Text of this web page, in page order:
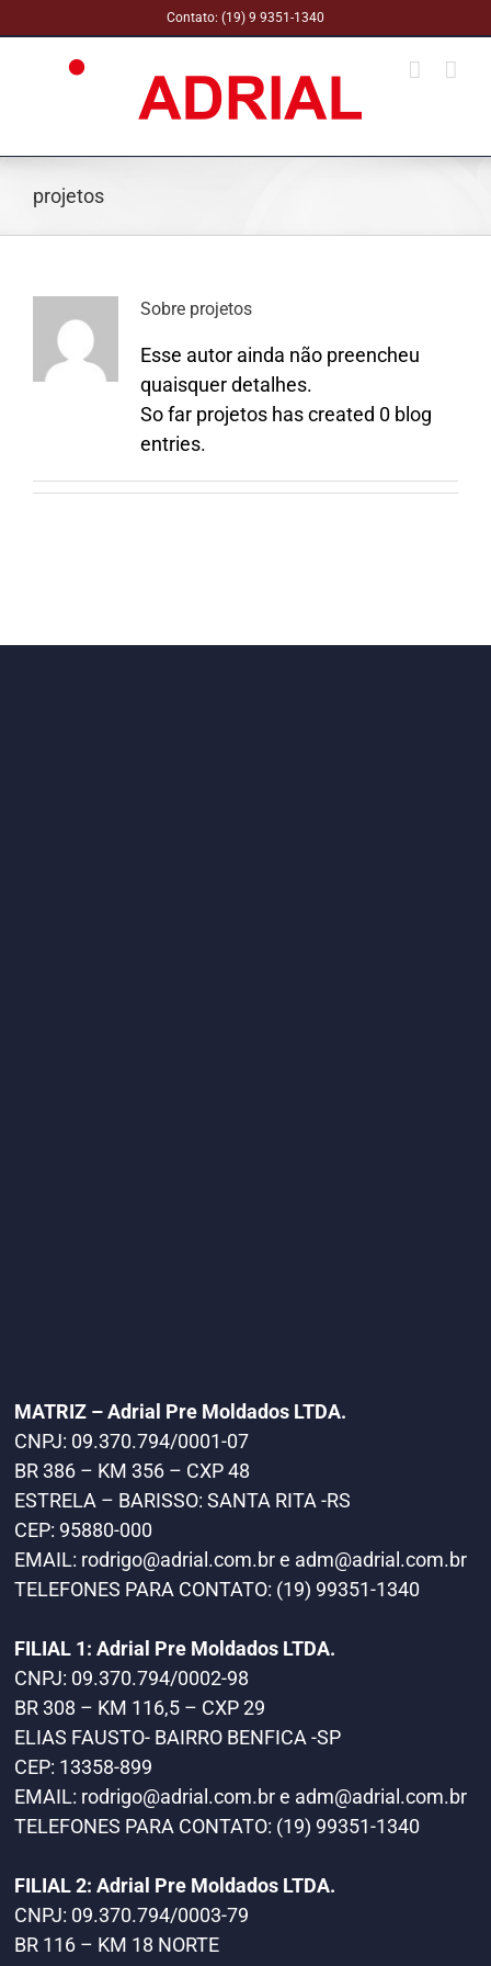
to
Contato: (19) 9 9351-1340
projetos
Sobre projetos
Esse autor ainda não preencheu
quaisquer detalhes.
So far projetos has created 0 blog
entries.
MATRIZ – Adrial Pre Moldados LTDA.
CNPJ: 09.370.794/0001-07
BR 386 – KM 356 – CXP 48
ESTRELA – BARISSO: SANTA RITA -RS
CEP: 95880-000
EMAIL: rodrigo@adrial.com.bre adm@adrial.com.br
TELEFONES PARA CONTATO: (19) 99351-1340
FILIAL 1: Adrial Pre Moldados LTDA.
CNPJ: 09.370.794/0002-98
BR 308 – KM 116,5 – CXP 29
ELIAS FAUSTO- BAIRRO BENFICA -SP
CEP: 13358-899
EMAIL: rodrigo@adrial.com.bre adm@adrial.com.br
TELEFONES PARA CONTATO: (19) 99351-1340
FILIAL 2: Adrial Pre Moldados LTDA.
CNPJ: 09.370.794/0003-79
BR 116 – KM 18 NORTE